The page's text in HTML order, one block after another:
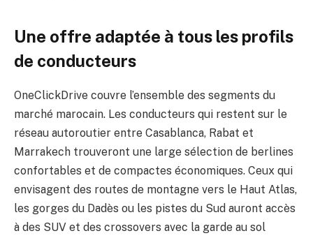
Une offre adaptée à tous les profils
de conducteurs
OneClickDrive couvre l’ensemble des segments du
marché marocain. Les conducteurs qui restent sur le
réseau autoroutier entre Casablanca, Rabat et
Marrakech trouveront une large sélection de berlines
confortables et de compactes économiques. Ceux qui
envisagent des routes de montagne vers le Haut Atlas,
les gorges du Dadès ou les pistes du Sud auront accès
à des SUV et des crossovers avec la garde au sol